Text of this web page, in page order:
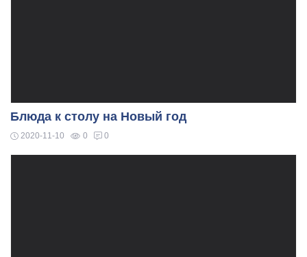
Блюда к столу на Новый год
2020-11-10 0 0